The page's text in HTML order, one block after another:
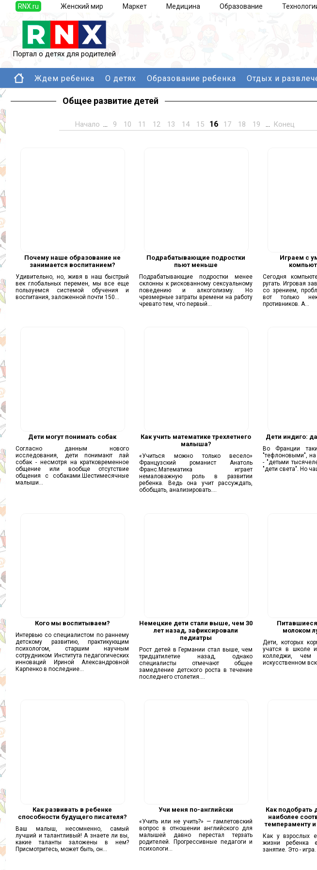
RNX.ru Женский мир Маркет Медицина Образование
Портал о детях для родителей
Ждем ребенка О детях Образование ребенка Отдых и
Общее развитие детей
Начало ... 9 10 11 12 13 14 15 16 17 18 19 ... Конец
Почему наше образование не
занимается воспитанием?
Удивительно, но, живя в наш быстрый
век глобальных перемен, мы все еще
пользуемся системой обучения и
воспитания, заложенной почти 150...
Подрабатывающие подростки
пьют меньше
Подрабатывающие подростки менее
склонны к рискованному сексуальному
поведению и алкоголизму. Но
чрезмерные затраты времени на работу
чревато тем, что первый...
Играем с
Сегодня
ругать. Игровая
со зрением,
вот только
противников. А...
Дети могут понимать собак
Согласно данным нового
исследования, дети понимают лай
собак - несмотря на кратковременное
общение или вообще отсутствие
общения с собаками.Шестимесячные
малыши...
Как учить математике трехлетнего
малыша?
«Учиться можно только весело»
Французский романист Анатоль
Франс.Математика играет
немаловажную роль в развитии
ребенка. Ведь она учит рассуждать,
обобщать, анализировать....
Дети индиго:
Во Франции
"тефлоновыми", на
- "детьми
"дети света". Но
Кого мы воспитываем?
Интервью со специалистом по раннему
детскому развитию, практикующим
психологом, старшим научным
сотрудником Института педагогических
инноваций Ириной Александровной
Карпенко в последние...
Немецкие дети стали выше, чем 30
лет назад, зафиксировали
педиатры
Рост детей в Германии стал выше, чем
тридцатилетие назад, однако
специалисты отмечают общее
замедление детского роста в течение
последнего столетия....
молоком
Дети, которых
учатся в школе
колледжи,
искусственном
Как развивать в ребенке
способности будущего писателя?
Ваш малыш, несомненно, самый
лучший и талантливый! А знаете ли вы,
какие таланты заложены в нем?
Присмотритесь, может быть, он...
Учи меня по-английски
«Учить или не учить?» — гамлетовский
вопрос в отношении английского для
малышей давно перестал терзать
родителей. Прогрессивные педагоги и
психологи...
Как подобрать
наиболее
темпераменту и
Как у взрослых
жизни ребенка
занятие. Это - игра.